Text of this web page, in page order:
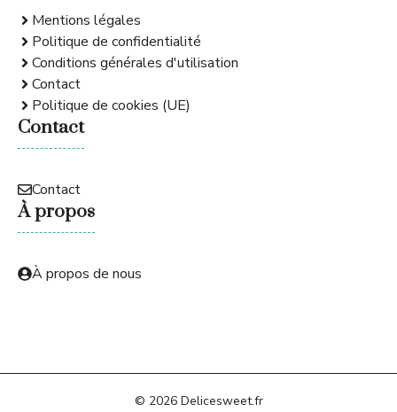
Mentions légales
Politique de confidentialité
Conditions générales d'utilisation
Contact
Politique de cookies (UE)
Contact
Contact
À propos
À propos de nous
© 2026 Delicesweet.fr